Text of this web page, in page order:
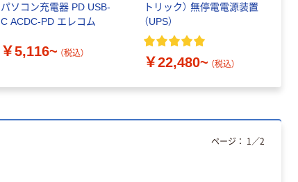
パソコン充電器 PD USB-
C ACDC-PD エレコム
￥5,116~ （税込）
トリック） 無停電電源装置
（UPS）
￥22,480~ （税込）
ページ： 1 ／2